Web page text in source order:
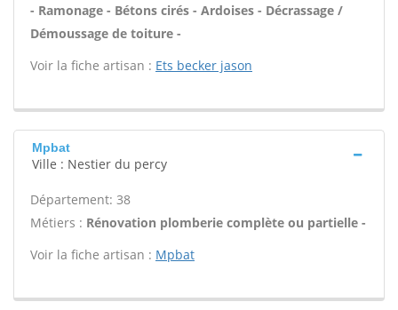
- Ramonage - Bétons cirés - Ardoises - Décrassage /
Démoussage de toiture -
Voir la fiche artisan : Ets becker jason
Mpbat
Ville : Nestier du percy
Département: 38
Métiers : Rénovation plomberie complète ou partielle -
Voir la fiche artisan : Mpbat